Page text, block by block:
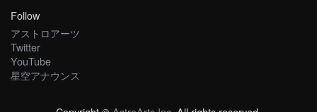
Follow
アストロアーツ
Twitter
YouTube
星空アナウンス